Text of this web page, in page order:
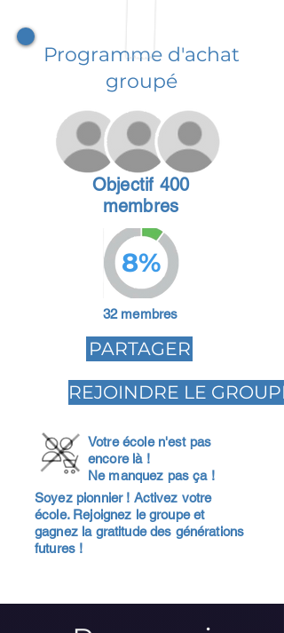
Programme d'achat
groupé
Objectif 400
membres
8%
32 membres
PARTAGER
REJOINDRE LE GROUPE
Votre école n'est pas
encore là !
Ne manquez pas ça !
Soyez pionnier ! Activez votre
école. Rejoignez le groupe et
gagnez la gratitude des générations
futures !